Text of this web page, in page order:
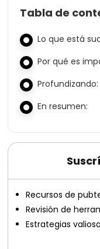
Tabla de
Lo que está
Por qué es
Profundizando:
En resumen:
Recursos de
Revisión de
Estrategias